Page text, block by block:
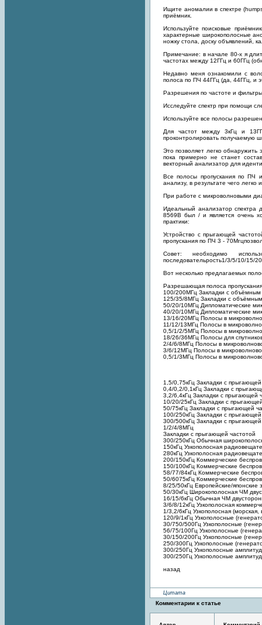
Ищите аномалии в спектре
приёмник.
Используйте поисковые
характерные широкополосные
ножку стола, доску объявлений,
Примечание: в начале 80-х я
частотах между 12ГГц и 60ГГц
Недавно меня ознакомили с
полоса по ПЧ 44ГГц (да, 44ГГц, и
Разрешения по частоте и фильтры
Исследуйте спектр при помощи
Используйте все полосы
Для частот между 3кГц и
проконтролировать получаемую
Это позволяет легко
пока примерно не станет
векторный анализатор для
Все полосы пропускания по ПЧ
анализу, в результате чего
При работе с микроволновыми
Идеальный анализатор
8569В был / и является очень
практики:
Устройство с прыгающей
пропускания по ПЧ 3 -
Совет: необходимо
последовательрость1/3/5/10/15/
Вот несколько предлагаемых
Разрешающая полоса
100/200МГц Закладки с
125/35/8МГц Закладки с
50/20/10МГц Дипломатические
40/20/10МГц Дипломатические
13/16/20МГц Полосы в
11/12/13МГц Полосы в
0,5/1/2/5МГц Полосы в
18/26/36МГц Полосы для
2/4/6/8МГц Полосы в
3/6/12МГц Полосы в
0,5/1/3МГц Полосы в
1,5/0,75кГц Закладки с
0,4/0,2/0,1кГц Закладки с
3,2/6,4кГц Закладки с
10/20/25кГц Закладки с
50/75кГц Закладки с прыгающей
100/250кГц Закладки с прыгающей
300/500кГц Закладки с прыгающей
1/2/4/8МГц
Закладки с прыгающей частотой
300/250кГц Обычная
150кГц Узкополосная
280кГц Узкополосная
200/150кГц Коммерческие
150/100кГц Коммерческие
58/77/84кГц Коммерческие
50/6075кГц Коммерческие
8/25/50кГц Европейские/
50/30кГц Широкополосная ЧМ
16/15/6кГц Обычная ЧМ
3/6/8/12кГц Узкополосная
1/3,2/6кГц Узкополосная
120/9/1кГц Узкополосные
30/750/500Гц Узкополосные
56/75/100Гц Узкополосные
30/150/200Гц Узкополосные
250/300Гц Узкополосные
300/250Гц Узкополосные
300/250Гц Узкополосные
назад
Цитата
Комментарии к статье